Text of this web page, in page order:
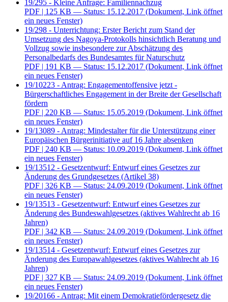
19/295 - Kleine Anfrage: Familiennachzug
PDF | 125 KB — Status: 15.12.2017 (Dokument, Link öffnet
ein neues Fenster)
19/298 - Unterrichtung: Erster Bericht zum Stand der
Umsetzung des Nagoya-Protokolls hinsichtlich Beratung und
Vollzug sowie insbesondere zur Abschätzung des
Personalbedarfs des Bundesamtes für Naturschutz
PDF | 191 KB — Status: 15.12.2017 (Dokument, Link öffnet
ein neues Fenster)
19/10223 - Antrag: Engagementoffensive jetzt -
Bürgerschaftliches Engagement in der Breite der Gesellschaft
fördern
PDF | 220 KB — Status: 15.05.2019 (Dokument, Link öffnet
ein neues Fenster)
19/13089 - Antrag: Mindestalter für die Unterstützung einer
Europäischen Bürgerinitiative auf 16 Jahre absenken
PDF | 240 KB — Status: 10.09.2019 (Dokument, Link öffnet
ein neues Fenster)
19/13512 - Gesetzentwurf: Entwurf eines Gesetzes zur
Änderung des Grundgesetzes (Artikel 38)
PDF | 326 KB — Status: 24.09.2019 (Dokument, Link öffnet
ein neues Fenster)
19/13513 - Gesetzentwurf: Entwurf eines Gesetzes zur
Änderung des Bundeswahlgesetzes (aktives Wahlrecht ab 16
Jahren)
PDF | 342 KB — Status: 24.09.2019 (Dokument, Link öffnet
ein neues Fenster)
19/13514 - Gesetzentwurf: Entwurf eines Gesetzes zur
Änderung des Europawahlgesetzes (aktives Wahlrecht ab 16
Jahren)
PDF | 327 KB — Status: 24.09.2019 (Dokument, Link öffnet
ein neues Fenster)
19/20166 - Antrag: Mit einem Demokratiefördergesetz die